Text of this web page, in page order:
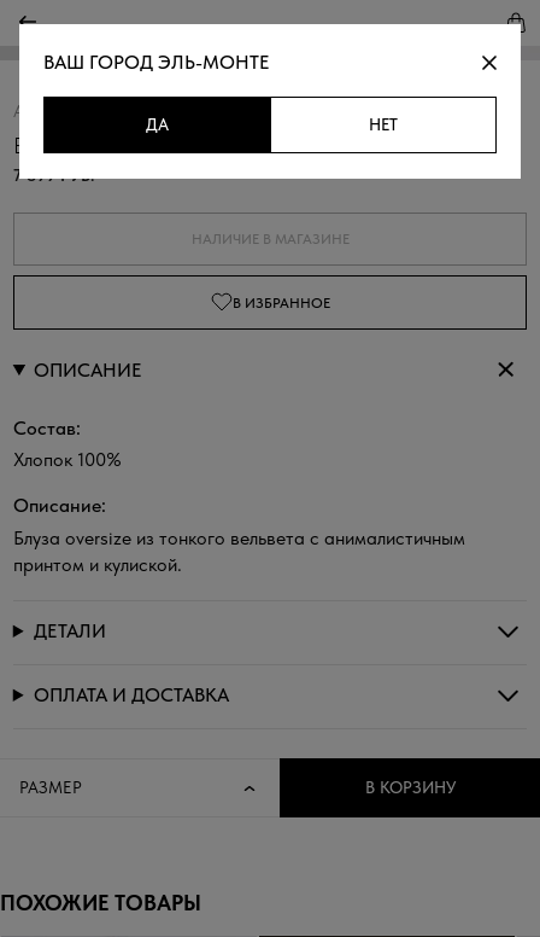
Артикул:
Блуза с анималистичным принтом
7 899 РУБ.
НАЛИЧИЕ В МАГАЗИНЕ
В ИЗБРАННОЕ
ОПИСАНИЕ
Состав:
Хлопок 100%
Описание:
Блуза oversize из тонкого вельвета с анималистичным
принтом и кулиской.
ДЕТАЛИ
ОПЛАТА И ДОСТАВКА
РАЗМЕР В КОРЗИНУ
ПОХОЖИЕ ТОВАРЫ
ВАШ ГОРОДЭЛЬ-МОНТЕ
ДА НЕТ